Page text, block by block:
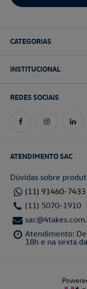
CATEGORIAS
INSTITUCIONAL
REDES SOCIAIS
ATENDIMENTO SAC
Dúvidas sobre
(11) 91460-
(11) 5070-1910
Atendimento:
18h e na sexta